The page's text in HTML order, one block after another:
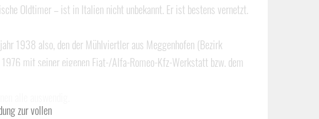
zur vollen
Oldtimer – ist in Italien nicht unbekannt. Er ist bestens vernetzt.
1938 also, den der Mühlviertler aus Meggenhofen (Bezirk
mit seiner eigenen Fiat-/Alfa-Romeo-Kfz-Werkstatt bzw. dem
alle auswendig.